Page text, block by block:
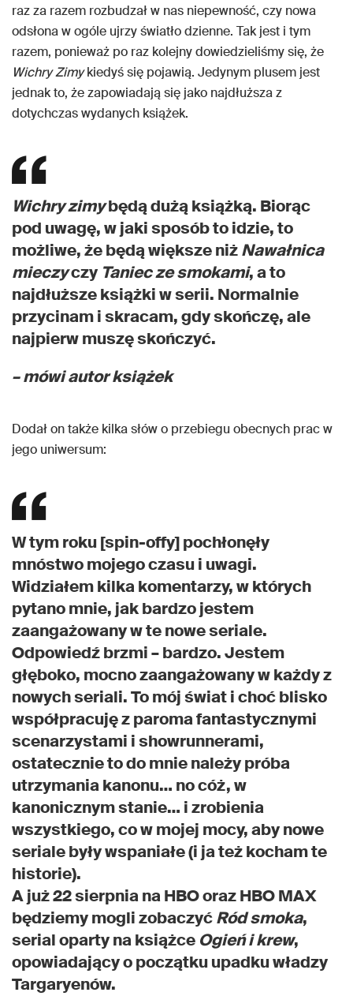
raz za razem rozbudzał w nas niepewność, czy nowa
odsłona w ogóle ujrzy światło dzienne. Tak jest i tym
razem, ponieważ po raz kolejny dowiedzieliśmy się, że
Wichry Zimykiedyś się pojawią. Jedynym plusem jest
jednak to, że zapowiadają się jako najdłuższa z
dotychczas wydanych książek.
Wichry zimybędą dużą książką. Biorąc
pod uwagę, w jaki sposób to idzie, to
możliwe, że będą większe niżNawałnica
mieczyczy Taniec ze smokami, a to
najdłuższe książki w serii. Normalnie
przycinam i skracam, gdy skończę, ale
najpierw muszę skończyć.
– mówi autor książek
Dodał on także kilka słów o przebiegu obecnych prac w
jego uniwersum:
W tym roku [spin-offy] pochłonęły
mnóstwo mojego czasu i uwagi.
Widziałem kilka komentarzy, w których
pytano mnie, jak bardzo jestem
zaangażowany w te nowe seriale.
Odpowiedź brzmi – bardzo. Jestem
głęboko, mocno zaangażowany w każdy z
nowych seriali. To mój świat i choć blisko
współpracuję z paroma fantastycznymi
scenarzystami i showrunnerami,
ostatecznie to do mnie należy próba
utrzymania kanonu… no cóż, w
kanonicznym stanie… i zrobienia
wszystkiego, co w mojej mocy, aby nowe
seriale były wspaniałe (i ja też kocham te
historie).
A już 22 sierpnia na HBO oraz HBO MAX
będziemy mogli zobaczyćRód smoka,
serial oparty na książce Ogień i krew,
opowiadający o początku upadku władzy
Targaryenów.